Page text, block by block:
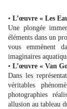
• L’œuvre « Les
Une plongée
éléments dans un
vous emmènent
imaginaires
• L’œuvre « Van
Dans les
véritables
photographies
allusion au tableau